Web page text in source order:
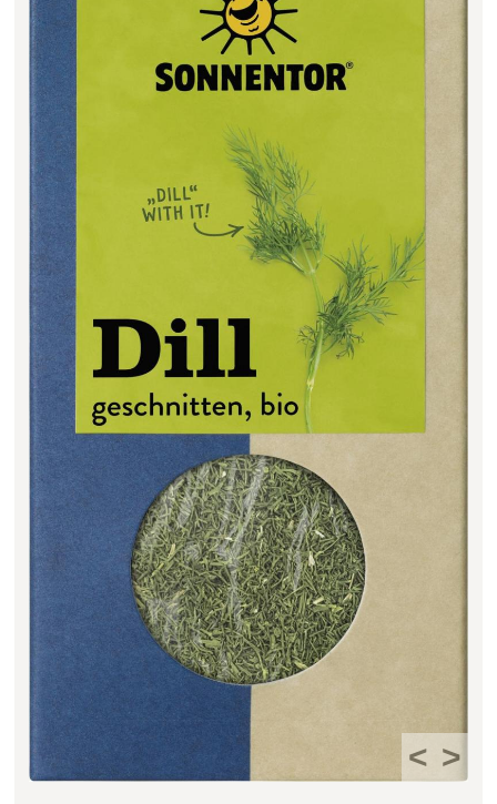
Kuglbauer - Familie Bischof
La Toscana Anita Wolf e.U. Detail
Weinkellerei Stift
Kremsmünster
Detail
Wildkraut Detail
Filter zurücksetzen
< >